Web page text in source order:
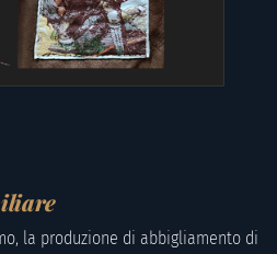
la produzione di abbigliamento di